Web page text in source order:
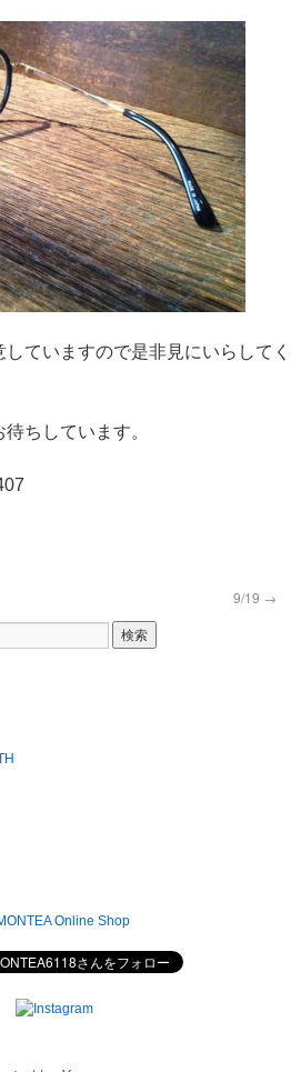
ていますので是非見にいらしてく
ちしています。
9/19 →
Online Shop